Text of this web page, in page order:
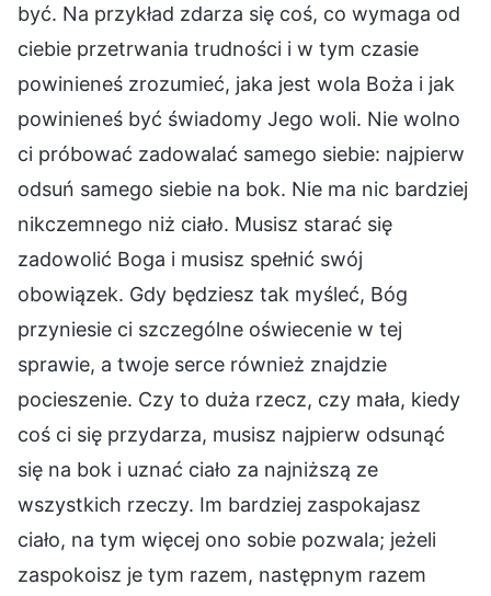
być. Na przykład zdarza się coś, co wymaga od
ciebie przetrwania trudności i w tym czasie
powinieneś zrozumieć, jaka jest wola Boża i jak
powinieneś być świadomy Jego woli. Nie wolno
ci próbować zadowalać samego siebie: najpierw
odsuń samego siebie na bok. Nie ma nic bardziej
nikczemnego niż ciało. Musisz starać się
zadowolić Boga i musisz spełnić swój
obowiązek. Gdy będziesz tak myśleć, Bóg
przyniesie ci szczególne oświecenie w tej
sprawie, a twoje serce również znajdzie
pocieszenie. Czy to duża rzecz, czy mała, kiedy
coś ci się przydarza, musisz najpierw odsunąć
się na bok i uznać ciało za najniższą ze
wszystkich rzeczy. Im bardziej zaspokajasz
ciało, na tym więcej ono sobie pozwala; jeżeli
zaspokoisz je tym razem, następnym razem